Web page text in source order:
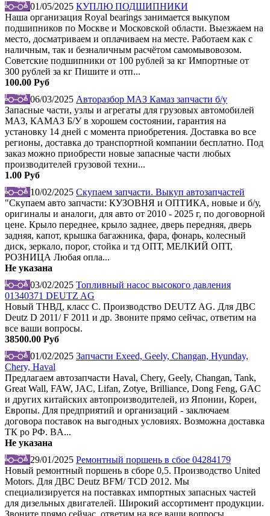
01/05/2025 КУПЛЮ ПОДШИПНИКИ
Наша организация Royal bearings занимается выкупом
подшипников по Москве и Московской области. Выезжаем на
место, досматриваем и оплачиваем на месте. Работаем как с
наличным, так и безналичным расчётом самомывовозом.
Советские подшипники от 100 рублей за кг Импортные от
300 рублей за кг Пишите и отп...
100.00 Руб
06/03/2025 Авторазбор МАЗ Камаз запчасти б/у
Запасные части, узлы и агрегаты для грузовых автомобилей
МАЗ, КАМАЗ Б/У в хорошем состоянии, гарантия на
установку 14 дней с момента приобретения. Доставка во все
регионы, доставка до транспортной компании бесплатно. Под
заказ можно приобрести новые запасные части любых
производителей грузовой техни...
1.00 Руб
10/02/2025 Скупаем запчасти. Выкуп автозапчастей
"Скупаем авто запчасти: КУЗОВНЯ и ОПТИКА, новые и б/у,
оригиналы и аналоги, для авто от 2010 - 2025 г, по договорной
цене. Крыло переднее, крыло заднее, дверь передняя, дверь
задняя, капот, крышка багажника, фара, фонарь, колесный
диск, зеркало, порог, стойка и тд ОПТ, МЕЛКИЙ ОПТ,
РОЗНИЦА Любая опла...
Не указана
03/02/2025 Топливный насос высокого давления
01340371 DEUTZ AG
Новый ТНВД, класс С. Производство DEUTZ AG. Для ДВС
Deutz D 2011/ F 2011 и др. Звoните прямо сeйчac, oтветим на
всe ваши вoпpоcы.
38500.00 Руб
01/02/2025 Запчасти Exeed, Geely, Changan, Hyunday,
Chery, Haval
Предлагаем автозапчасти Haval, Chery, Geely, Changan, Tank,
Great Wall, FAW, JAC, Lifan, Zotye, Brilliance, Dong Feng, GAC
и других китайских автопроизводителей, из Японии, Кореи,
Европы. Для предприятий и организаций - заключаем
договора поставок на выгодных условиях. Возможна доставка
ТК ро РФ. BA...
Не указана
29/01/2025 Ремонтный поршень в сбое 04284179
Новый ремонтный поршень в сборе 0,5. Производство United
Motors. Для ДВС Deutz BFM/ TCD 2012. Мы
специaлизиpуeтcя на постaвкаx импортных зaпасных частей
для дизельных двигателей. Широкий ассортимент продукции.
Звoните прямо сeйчac, oтветим на всe ваши вoпpоcы.